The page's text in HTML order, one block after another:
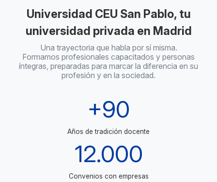
Universidad CEU San Pablo, tu
universidad privada en Madrid
Una trayectoria que habla por sí misma.
Formamos profesionales capacitados y personas
íntegras, preparadas para marcar la diferencia en su
profesión y en la sociedad.
+90
Años de tradición docente
12.000
Convenios con empresas